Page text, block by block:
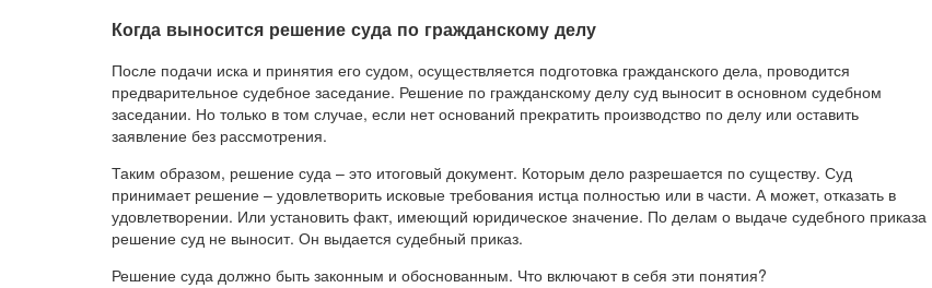
Когда выносится решение суда по гражданскому делу
После подачи иска и принятия его судом, осуществляется подготовка гражданского дела, проводится
предварительное судебное заседание. Решение по гражданскому делу суд выносит в основном судебном
заседании. Но только в том случае, если нет оснований прекратить производство по делу или оставить
заявление без рассмотрения.
Таким образом, решение суда – это итоговый документ. Которым дело разрешается по существу. Суд
принимает решение – удовлетворить исковые требования истца полностью или в части. А может, отказать в
удовлетворении. Или установить факт, имеющий юридическое значение. По делам о выдаче судебного приказа
решение суд не выносит. Он выдается судебный приказ.
Решение суда должно быть законным и обоснованным. Что включают в себя эти понятия?